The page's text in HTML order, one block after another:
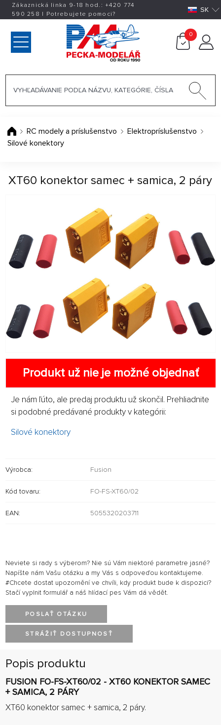
Zákaznická linka 9-18 hod.:+420 774
590 258 | Potrebujete pomoci? SK
0
RC modely a príslušenstvo
Elektropríslušenstvo
Silové konektory
XT60 konektor samec + samica, 2 páry
Produkt už nie je možné objednať
Je nám ľúto, ale predaj produktu už skončil. Prehliadnite
si podobné predávané produkty v kategórii:
Silové konektory
Výrobca: Fusion
Kód tovaru: FO-FS-XT60/02
EAN: 5055320203711
Neviete si rady s výberom? Nie sú Vám niektoré parametre jasné?
Napíšte nám Vašu otázku a my Vás s odpoveďou kontaktujeme.
#Chcete dostat upozornění ve chvíli, kdy produkt bude k dispozici?
Stačí vyplnit formulář a náš hlídací pes Vám dá vědět.
POSLAŤ OTÁZKU
STRÁŽIŤ DOSTUPNOSŤ
Popis produktu
FUSION FO-FS-XT60/02 - XT60 KONEKTOR SAMEC
+ SAMICA, 2 PÁRY
XT60 konektor samec + samica, 2 páry.